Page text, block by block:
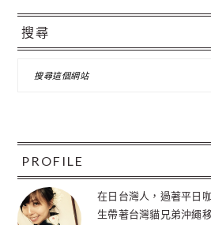
主
要
搜尋
站
PROFILE
在日台灣人，過著平日
生帶著台灣貓兄弟沖繩